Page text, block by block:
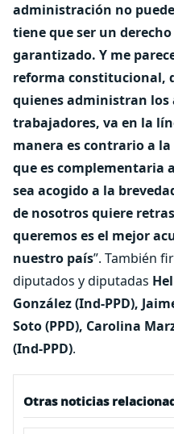
administración no
tiene que ser un
garantizado. Y me
reforma constitucional,
quienes administran los
trabajadores, va en la
manera es contrario a
que es complementaria
sea acogido a la
de nosotros quiere
queremos es el mejor
nuestro país”. También
diputados y diputadas
González (Ind-PPD),
Soto (PPD), Carolina
(Ind-PPD).
Otras noticias